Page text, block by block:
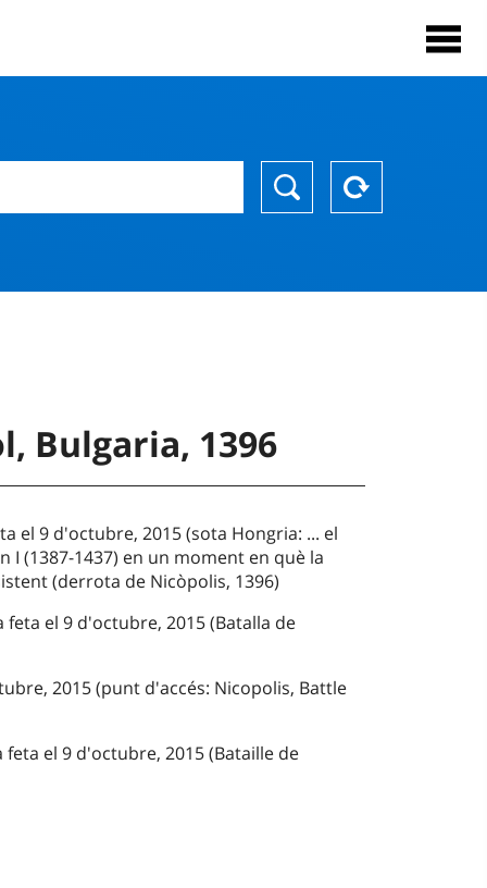
Bulgaria, 1396
el 9 d'octubre, 2015 (sota Hongria: ... el
I (1387-1437) en un moment en què la
(derrota de Nicòpolis, 1396)
el 9 d'octubre, 2015 (Batalla de
2015 (punt d'accés: Nicopolis, Battle
el 9 d'octubre, 2015 (Bataille de